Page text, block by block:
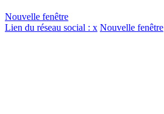
Nouvelle fenêtre
Lien du réseau social : x Nouvelle fenêtre